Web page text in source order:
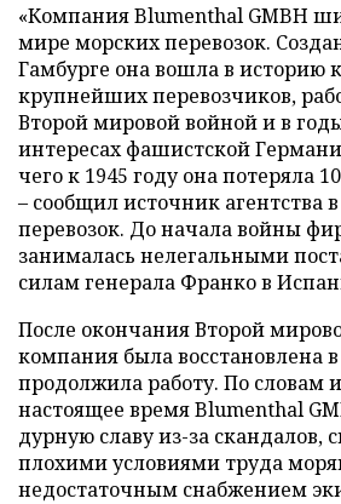
«Компания Blumenthal GMBH
мире морских перевозок.
Гамбурге она вошла в историю
крупнейших перевозчиков,
Второй мировой войной и в
интересах фашистской
чего к 1945 году она потеряла
– сообщил источник агентства
перевозок. До начала войны
занималась нелегальными
силам генерала Франко в
После окончания Второй
компания была восстановлена
продолжила работу. По словам
настоящее время Blumenthal
дурную славу из-за скандалов,
плохими условиями труда
недостаточным снабжением